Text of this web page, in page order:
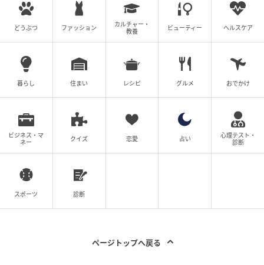
どうぶつ ファッション
カルチャー・
教養
ビューティー ヘルスケア
暮らし 住まい レシピ グルメ おでかけ
ビジネス・マ
ネー
クイズ 恋愛 占い
心理テスト・
診断
スポーツ 診断
ページトップへ戻る